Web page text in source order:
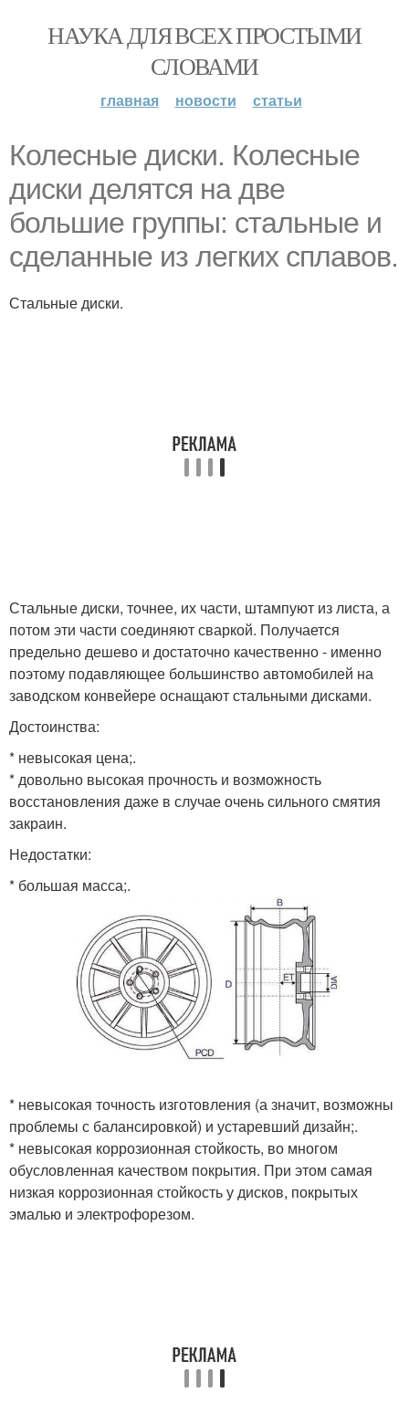
НАУКА ДЛЯ ВСЕХ ПРОСТЫМИ
СЛОВАМИ
главная новости статьи
Колесные диски. Колесные
диски делятся на две
большие группы: стальные и
сделанные из легких сплавов.
Стальные диски.
Стальные диски, точнее, их части, штампуют из листа, а
потом эти части соединяют сваркой. Получается
предельно дешево и достаточно качественно - именно
поэтому подавляющее большинство автомобилей на
заводском конвейере оснащают стальными дисками.
Достоинства:
* невысокая цена;.
* довольно высокая прочность и возможность
восстановления даже в случае очень сильного смятия
закраин.
Недостатки:
* большая масса;.
* невысокая точность изготовления (а значит, возможны
проблемы с балансировкой) и устаревший дизайн;.
* невысокая коррозионная стойкость, во многом
обусловленная качеством покрытия. При этом самая
низкая коррозионная стойкость у дисков, покрытых
эмалью и электрофорезом.